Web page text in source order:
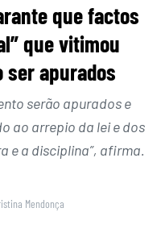
que factos
que vitimou
ser apurados
serão apurados e
ao arrepio da lei e dos
e a disciplina”, afirma.
Mendonça